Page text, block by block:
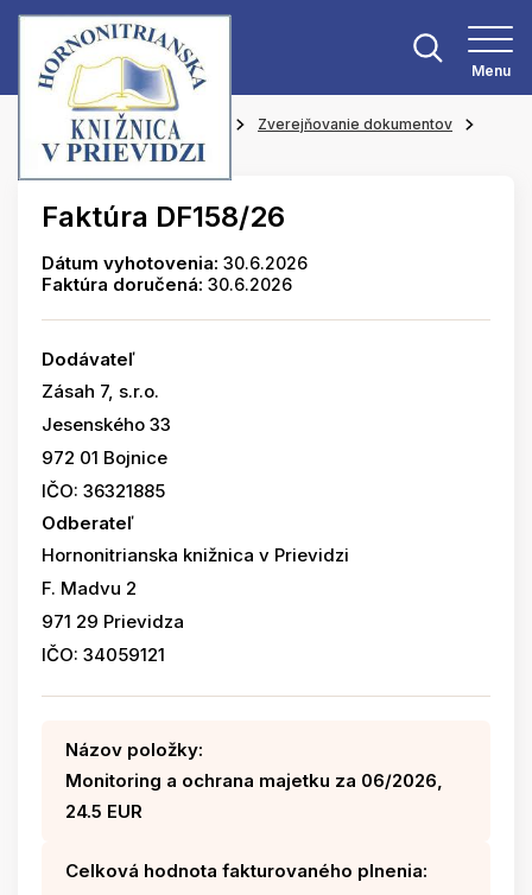
Menu
Hlavná stránka O knižnici
Zverejňovanie dokumentov
Faktúry
Faktúra DF158/26
Dátum vyhotovenia: 30.6.2026
Faktúra doručená: 30.6.2026
Dodávateľ
Zásah 7, s.r.o.
Jesenského 33
972 01 Bojnice
IČO: 36321885
Odberateľ
Hornonitrianska knižnica v Prievidzi
F. Madvu 2
971 29 Prievidza
IČO: 34059121
Názov položky:
Monitoring a ochrana majetku za 06/2026,
24.5 EUR
Celková hodnota fakturovaného plnenia: